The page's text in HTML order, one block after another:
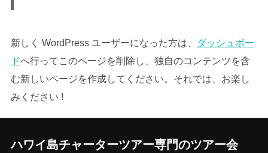
新しく WordPress ユーザーになった方は、
ダッシュボー
ドへ行ってこのページを削除し、独自のコンテンツを含
む新しいページを作成してください。それでは、お楽し
みください !
ハワイ島チャーターツアー専門のツアー会